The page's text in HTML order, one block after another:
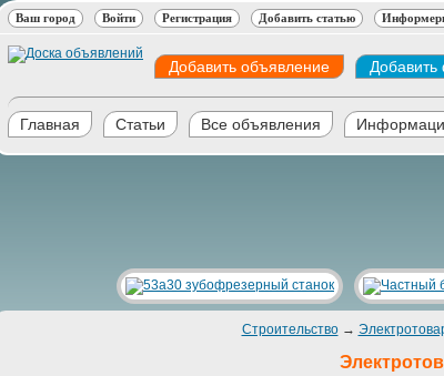
Ваш город Войти Регистрация Добавить статью
Добавить объявление
Главная Статьи Все объявления
Строительство→